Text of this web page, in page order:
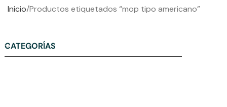
Inicio Productos etiquetados “mop tipo americano”
CATEGORÍAS